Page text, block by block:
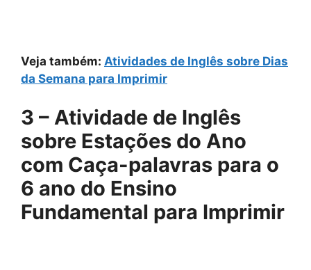
Veja também: Atividades de Inglês sobre Dias
da Semana para Imprimir​
3 – Atividade de Inglês
sobre Estações do Ano
com Caça-palavras para o
6 ano do Ensino
Fundamental para Imprimir